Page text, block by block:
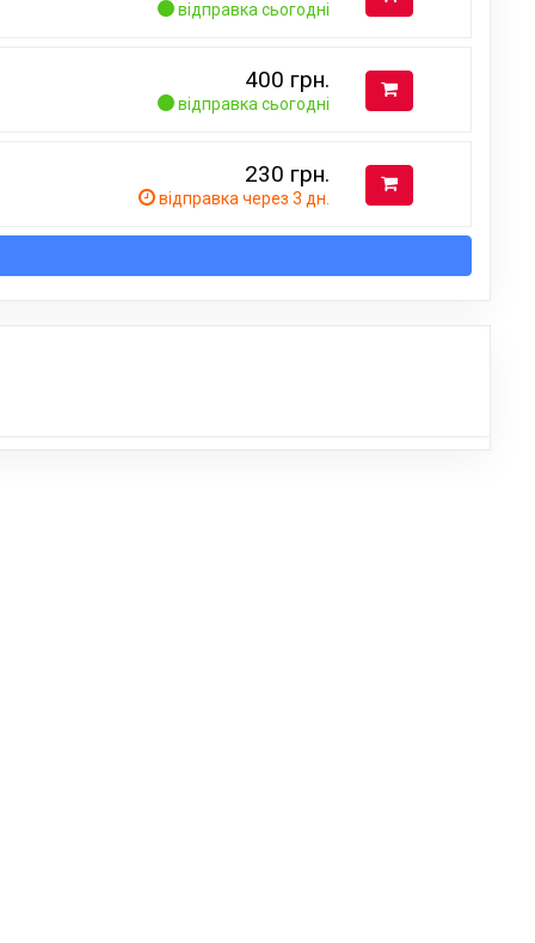
відправка сьогодні
400 грн.
відправка сьогодні
230 грн.
відправка через 3 дн.